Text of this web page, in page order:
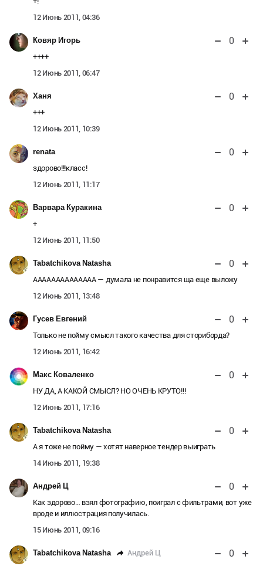
12 Июнь 2011, 04:36
Ковяр Игорь 0
++++
12 Июнь 2011, 06:47
Ханя 0
+++
12 Июнь 2011, 10:39
renata 0
здорово!!!класс!
12 Июнь 2011, 11:17
Варвара Куракина 0
+
12 Июнь 2011, 11:50
Tabatchikova Natasha 0
АААААААААААААА — думала не понравится ща еще выложу
12 Июнь 2011, 13:48
Гусев Евгений 0
Только не пойму смысл такого качества для сториборда?
12 Июнь 2011, 16:42
Макс Коваленко 0
НУ ДА, А КАКОЙ СМЫСЛ? НО ОЧЕНЬ КРУТО!!!
12 Июнь 2011, 17:16
Tabatchikova Natasha 0
А я тоже не пойму — хотят наверное тендер выиграть
14 Июнь 2011, 19:38
Андрей Ц 0
Как здорово… взял фотографию, поиграл с фильтрами, вот уже
вроде и иллюстрация получилась.
15 Июнь 2011, 09:16
Tabatchikova Natasha Андрей Ц 0